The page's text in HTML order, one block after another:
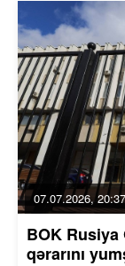
07.07.2026, 20:37
BOK Rusiya
qərarını